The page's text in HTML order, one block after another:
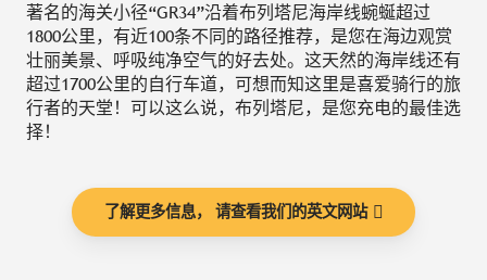
著名的海关小径“GR34”沿着布列塔尼海岸线蜿蜒超过
1800公里，有近100条不同的路径推荐，是您在海边观赏
壮丽美景、呼吸纯净空气的好去处。这天然的海岸线还有
超过1700公里的自行车道，可想而知这里是喜爱骑行的旅
行者的天堂！可以这么说，布列塔尼，是您充电的最佳选
择！
了解更多信息， 请查看我们的英文网站